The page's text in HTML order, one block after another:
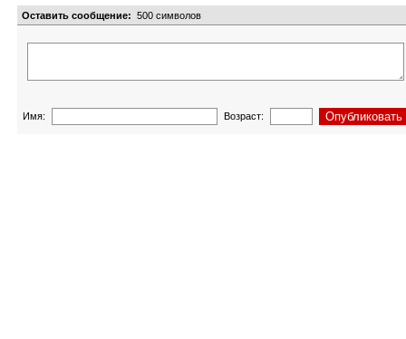
Оставить сообщение: 500 символов
Имя: Возраст: